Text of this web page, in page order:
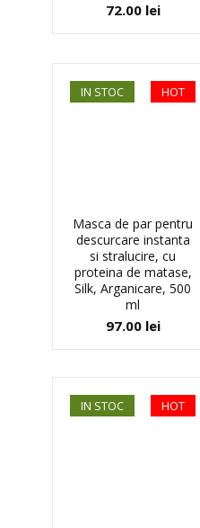
72.00 lei
HOT
IN STOC
Masca de par pentru
descurcare instanta
si stralucire, cu
proteina de matase,
Silk, Arganicare, 500
ml
97.00 lei
HOT
IN STOC